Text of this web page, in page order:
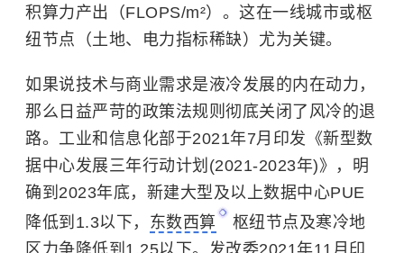
积算力产出（FLOPS/m²）。这在一线城市或枢
纽节点（土地、电力指标稀缺）尤为关键。
如果说技术与商业需求是液冷发展的内在动力，
那么日益严苛的政策法规则彻底关闭了风冷的退
路。工业和信息化部于2021年7月印发《新型数
据中心发展三年行动计划(2021-2023年)》，明
确到2023年底，新建大型及以上数据中心PUE
降低到1.3以下， 东数西算
枢纽节点及寒冷地